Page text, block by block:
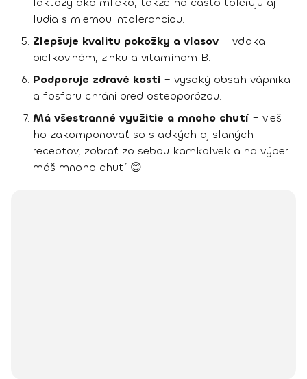
ľudia s miernou intoleranciou.
Zlepšuje kvalitu pokožky a vlasov – vďaka
bielkovinám, zinku a vitamínom B.
Podporuje zdravé kosti – vysoký obsah vápnika
a fosforu chráni pred osteoporózou.
Má všestranné využitie a mnoho chutí – vieš
ho zakomponovať so sladkých aj slaných
receptov, zobrať zo sebou kamkoľvek a na výber
máš mnoho chutí 😊